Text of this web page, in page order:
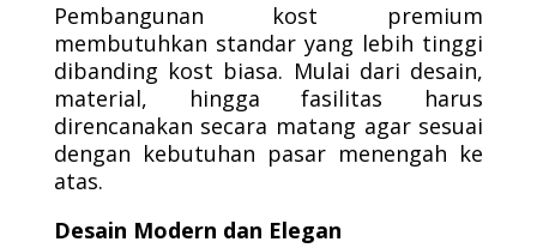
Pembangunan kost premium
membutuhkan standar yang lebih tinggi
dibanding kost biasa. Mulai dari desain,
material, hingga fasilitas harus
direncanakan secara matang agar sesuai
dengan kebutuhan pasar menengah ke
atas.
Desain Modern dan Elegan